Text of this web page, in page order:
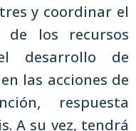
y coordinar el
de los recursos
desarrollo de
las acciones de
respuesta
A su vez, tendrá